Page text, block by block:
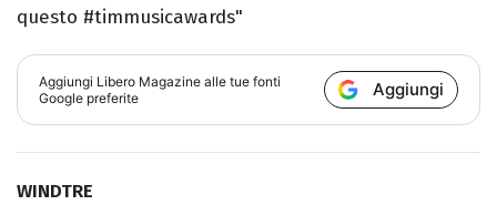
questo #timmusicawards"
Aggiungi Libero Magazine alle tue fonti
Google preferite
Aggiungi
WINDTRE